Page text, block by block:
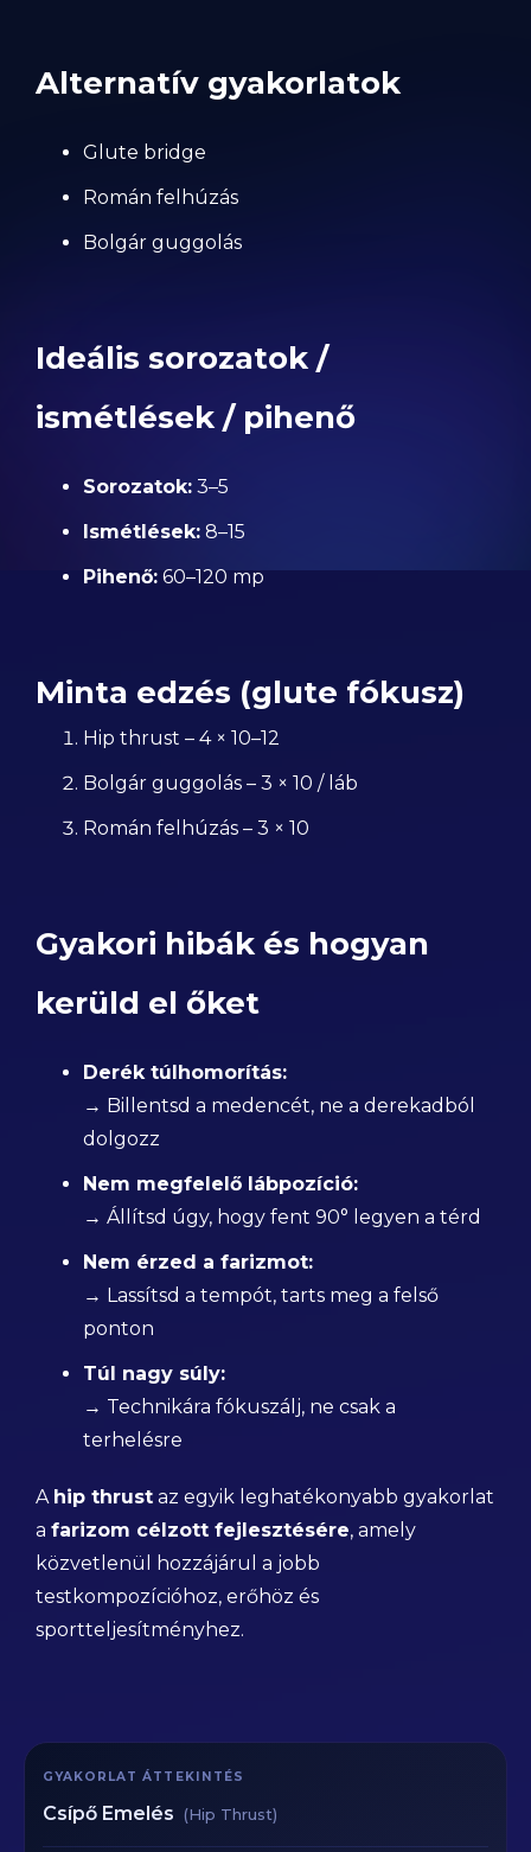
Alternatív gyakorlatok
Glute bridge
Román felhúzás
Bolgár guggolás
Ideális sorozatok /
ismétlések / pihenő
Sorozatok: 3–5
Ismétlések: 8–15
Pihenő: 60–120 mp
Minta edzés (glute fókusz)
Hip thrust – 4 × 10–12
Bolgár guggolás – 3 × 10 / láb
Román felhúzás – 3 × 10
Gyakori hibák és hogyan
kerüld el őket
Derék túlhomorítás:
→ Billentsd a medencét, ne a derekadból
dolgozz
Nem megfelelő lábpozíció:
→ Állítsd úgy, hogy fent 90° legyen a térd
Nem érzed a farizmot:
→ Lassítsd a tempót, tarts meg a felső
ponton
Túl nagy súly:
→ Technikára fókuszálj, ne csak a
terhelésre
A hip thrust az egyik leghatékonyabb gyakorlat
a farizom célzott fejlesztésére, amely
közvetlenül hozzájárul a jobb
testkompozícióhoz, erőhöz és
sportteljesítményhez.
GYAKORLAT ÁTTEKINTÉS
Csípő Emelés (Hip Thrust)